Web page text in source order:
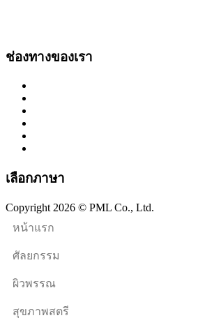
ช่องทางของเรา
เลือกภาษา
Copyright 2026 © PML Co., Ltd.
หน้าแรก
ศัลยกรรม
ผิวพรรณ
สุขภาพสตรี